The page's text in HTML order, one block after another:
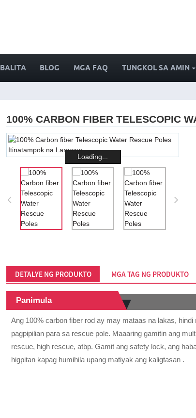
BALITA BLOG MGA FAQ TUNGKOL SA AMIN
100% CARBON FIBER TELESCOPIC
Loading...
DETALYE NG PRODUKTO MGA TAG NG PRODUKTO
Panimula
Ang 100% carbon fiber rod ay may mataas na lakas,
pagpipilian para sa rescue pole. Maaaring gamitin ang
rescue, high rescue, atbp. Gamit ang safety lock, ang
higpitan kapag humihila upang matiyak ang kaligtasan .